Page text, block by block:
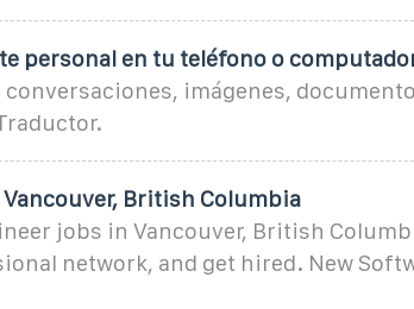
personal en tu teléfono o
imágenes,
British Columbia
jobs in Vancouver, British
network, and get hired. New